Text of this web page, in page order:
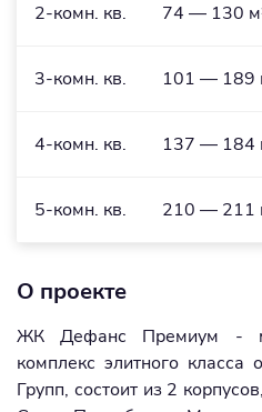
2-комн. кв. 74 — 130 м
3-комн. кв. 101 — 189
4-комн. кв. 137 — 184
5-комн. кв. 210 — 211
О проекте
ЖК Дефанс Премиум -
комплекс элитного
Групп, состоит из 2